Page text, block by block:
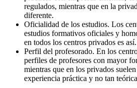
regulados, mientras que en la
diferente.
Oficialidad de los estudios. Los
estudios formativos oficiales y
en todos los centros privados es así.
Perfil del profesorado. En los
perfiles de profesores con mayor
mientras que en los privados
experiencia práctica y no tan